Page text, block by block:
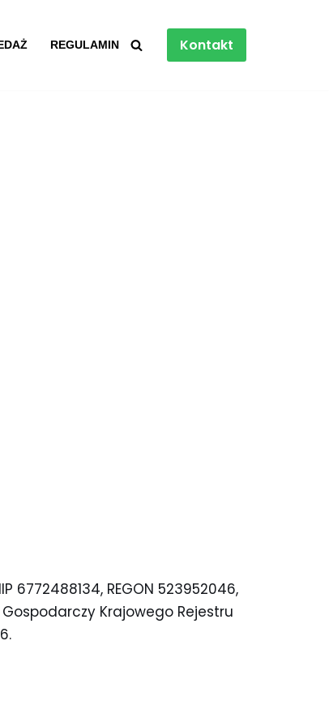
REGULAMIN Kontakt
6772488134, REGON 523952046,
Gospodarczy Krajowego Rejestru